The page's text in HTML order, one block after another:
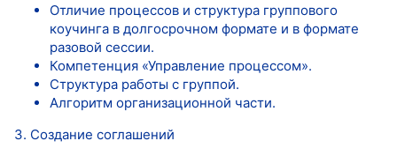
Отличие процессов и структура группового
коучинга в долгосрочном формате и в формате
разовой сессии.
Компетенция «Управление процессом».
Структура работы с группой.
Алгоритм организационной части.
3. Создание соглашений